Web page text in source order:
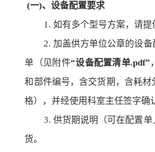
(一)、设备配置要求
1.如有多个型号方案，请提
2.加盖供方单位公章的设备
单（见附件“设备配置清单.pdf”
和部件编号，含交货期，含耗
格），并经使用科室主任签字确
3.供货期说明（可在配置
货。